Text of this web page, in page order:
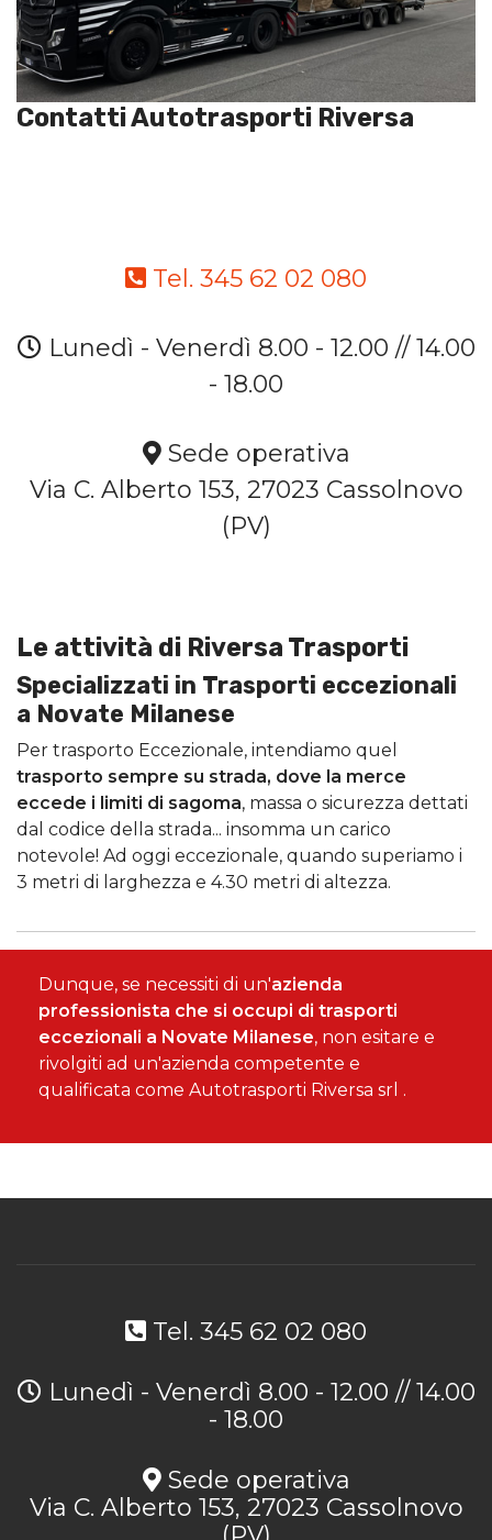
Contatti Autotrasporti Riversa
Tel. 345 62 02 080
Lunedì - Venerdì 8.00 - 12.00 // 14.00
- 18.00
Sede operativa
Via C. Alberto 153, 27023 Cassolnovo
(PV)
Le attività di Riversa Trasporti
Specializzati in Trasporti eccezionali
a Novate Milanese
Per trasporto Eccezionale, intendiamo quel
trasporto sempre su strada, dove la merce
eccede i limiti di sagoma, massa o sicurezza dettati
dal codice della strada... insomma un carico
notevole! Ad oggi eccezionale, quando superiamo i
3 metri di larghezza e 4.30 metri di altezza.
Dunque, se necessiti di un'azienda
professionista che si occupi di trasporti
eccezionali a Novate Milanese, non esitare e
rivolgiti ad un'azienda competente e
qualificata come Autotrasporti Riversa srl .
Tel. 345 62 02 080
Lunedì - Venerdì 8.00 - 12.00 // 14.00
- 18.00
Sede operativa
Via C. Alberto 153, 27023 Cassolnovo